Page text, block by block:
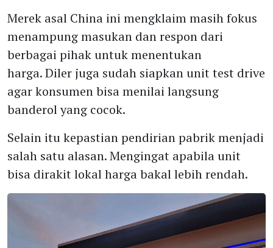
Merek asal China ini mengklaim masih fokus
menampung masukan dan respon dari
berbagai pihak untuk menentukan
harga. Diler juga sudah siapkan unit test drive
agar konsumen bisa menilai langsung
banderol yang cocok.
Selain itu kepastian pendirian pabrik menjadi
salah satu alasan. Mengingat apabila unit
bisa dirakit lokal harga bakal lebih rendah.